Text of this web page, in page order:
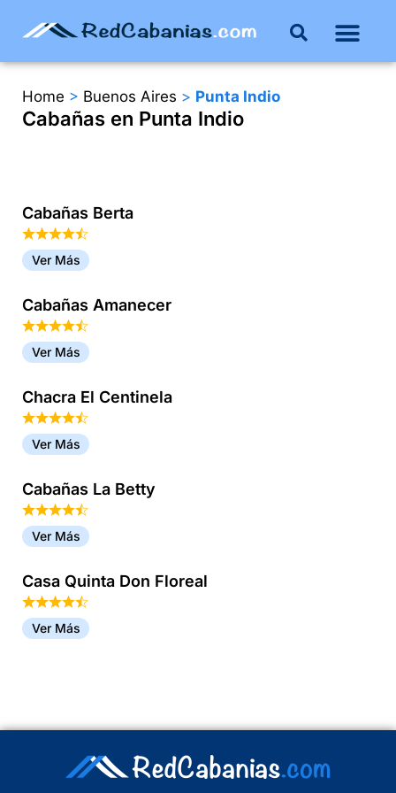
Home > Buenos Aires > Punta Indio
Cabañas en Punta Indio
Cabañas Berta
Ver Más
Cabañas Amanecer
Ver Más
Chacra El Centinela
Ver Más
Cabañas La Betty
Ver Más
Casa Quinta Don Floreal
Ver Más